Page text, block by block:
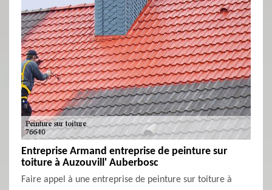
Entreprise Armand entreprise de peinture sur
toiture à Auzouvill' Auberbosc
Faire appel à une entreprise de peinture sur toiture à